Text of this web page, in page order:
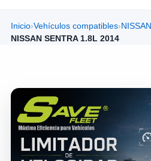
Inicio›Vehículos compatibles› NISSAN
NISSAN SENTRA 1.8L 2014